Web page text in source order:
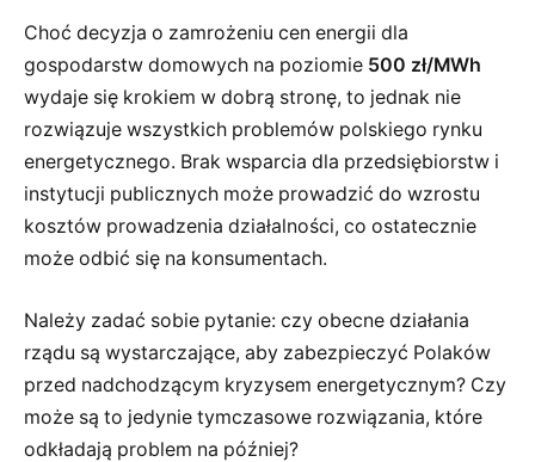
Choć decyzja o zamrożeniu cen energii dla
gospodarstw domowych na poziomie 500 zł/MWh
wydaje się krokiem w dobrą stronę, to jednak nie
rozwiązuje wszystkich problemów polskiego rynku
energetycznego. Brak wsparcia dla przedsiębiorstw i
instytucji publicznych może prowadzić do wzrostu
kosztów prowadzenia działalności, co ostatecznie
może odbić się na konsumentach.
Należy zadać sobie pytanie: czy obecne działania
rządu są wystarczające, aby zabezpieczyć Polaków
przed nadchodzącym kryzysem energetycznym? Czy
może są to jedynie tymczasowe rozwiązania, które
odkładają problem na później?